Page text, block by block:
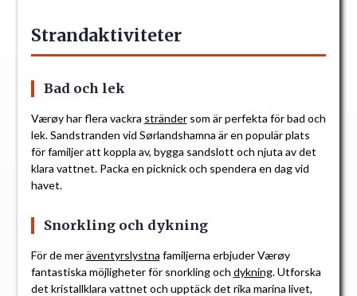
Strandaktiviteter
Bad och lek
Værøy har flera vackra strändersom är perfekta för bad och
lek. Sandstranden vid Sørlandshamna är en populär plats
för familjer att koppla av, bygga sandslott och njuta av det
klara vattnet. Packa en picknick och spendera en dag vid
havet.
Snorkling och dykning
För de meräventyrslystna familjerna erbjuder Værøy
fantastiska möjligheter för snorkling och dykning. Utforska
det kristallklara vattnet och upptäck det rika marina livet,